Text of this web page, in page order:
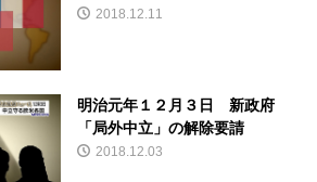
2018.12.11
明治元年１２月３日 新政府
「局外中立」の解除要請
2018.12.03